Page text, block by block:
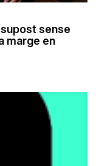
sense
marge en